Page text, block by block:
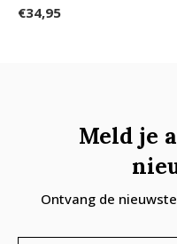
€34,95
Meld je
Ontvang de